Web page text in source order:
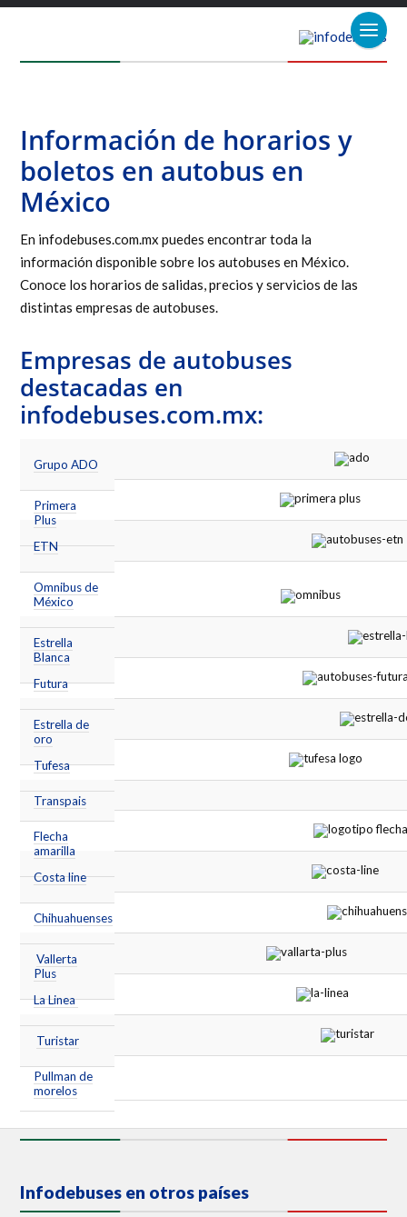
Información de horarios y
boletos en autobus en
México
En infodebuses.com.mx puedes encontrar toda la
información disponible sobre los autobuses en México.
Conoce los horarios de salidas, precios y servicios de las
distintas empresas de autobuses.
Empresas de autobuses
destacadas en
infodebuses.com.mx:
Grupo ADO
Primera
Plus
ETN
Omnibus de
México
Estrella
Blanca
Futura
Estrella de
oro
Tufesa
Transpais
Flecha
amarilla
Costa line
Chihuahuenses
Vallerta
Plus
La Linea
Turistar
Pullman de
morelos
Infodebuses en otros países